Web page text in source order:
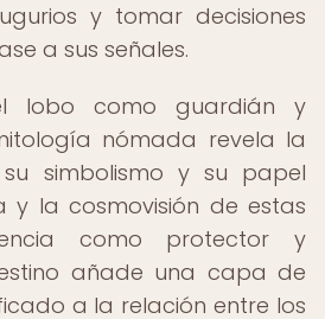
y tomar decisiones
a sus señales.
lobo como guardián y
nómada revela la
simbolismo y su papel
y la cosmovisión de estas
como protector y
añade una capa de
a la relación entre los